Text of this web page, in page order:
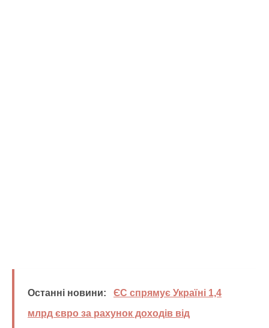
Останні новини:
ЄС спрямує Україні 1,4
млрд євро за рахунок доходів від